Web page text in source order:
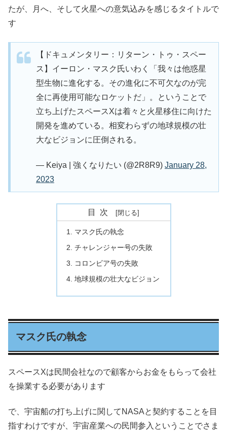
たが、月へ、そして火星への意気込みを感じるタイトルで
す
【ドキュメンタリー：リターン・トゥ・スペー
ス】イーロン・マスク氏いわく「我々は他惑星
型生物に進化する。その進化に不可欠なのが完
全に再使用可能なロケットだ」。ということで
立ち上げたスペースXは着々と火星移住に向けた
開発を進めている。相変わらずの地球規模の壮
大なビジョンに圧倒される。
— Keiya | 強くなりたい (@2R8R9) January 28,
2023
目次
マスク氏の執念
チャレンジャー号の失敗
コロンビア号の失敗
地球規模の壮大なビジョン
マスク氏の執念
スペースXは民間会社なので顧客からお金をもらって会社
を操業する必要があります
で、宇宙船の打ち上げに関してNASAと契約することを目
指すわけですが、宇宙産業への民間参入ということでさま